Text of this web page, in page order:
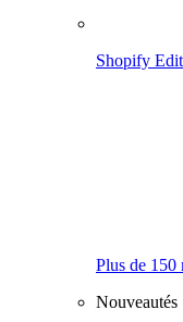
Shopify
Plus de 150
Nouveautés